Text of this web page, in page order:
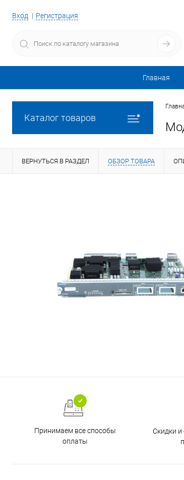
Вход Регистрация
Главная
Каталог товаров
ВЕРНУТЬСЯ В РАЗДЕЛ ОБЗОР ТОВАРА
Принимаем все способы
оплаты
Скидки